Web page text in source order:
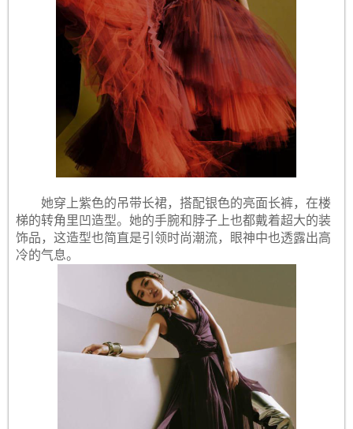
她穿上紫色的吊带长裙，搭配银色的亮面长裤，在楼
梯的转角里凹造型。她的手腕和脖子上也都戴着超大的装
饰品，这造型也简直是引领时尚潮流，眼神中也透露出高
冷的气息。